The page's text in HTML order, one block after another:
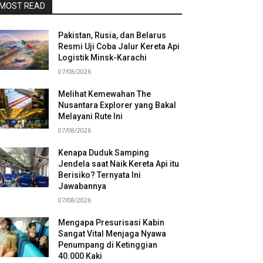
READ
Pakistan, Rusia, dan Belarus
Resmi Uji Coba Jalur Kereta Api
Logistik Minsk-Karachi
07/08/2026
Melihat Kemewahan The
Nusantara Explorer yang Bakal
Melayani Rute Ini
07/08/2026
Kenapa Duduk Samping
Jendela saat Naik Kereta Api itu
Berisiko? Ternyata Ini
Jawabannya
07/08/2026
Mengapa Presurisasi Kabin
Sangat Vital Menjaga Nyawa
Penumpang di Ketinggian
40.000 Kaki